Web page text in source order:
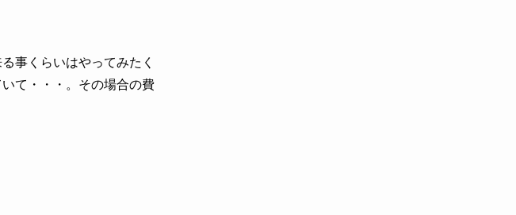
事くらいはやってみたく
て・・・。その場合の費